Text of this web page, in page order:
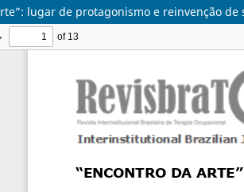
lugar de protagonismo e reinvenção de